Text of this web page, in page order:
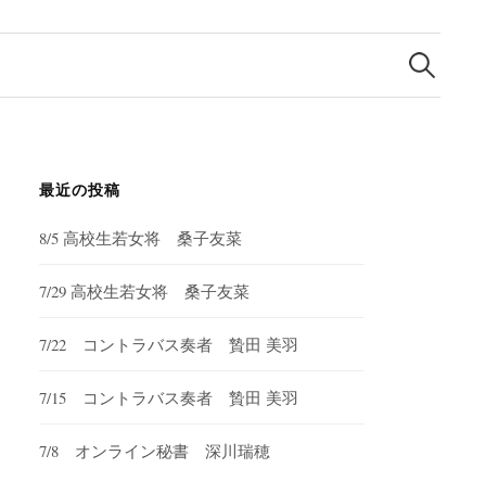
検
索:
最近の投稿
8/5 高校生若女将 桑子友菜
7/29 高校生若女将 桑子友菜
7/22 コントラバス奏者 贄田 美羽
7/15 コントラバス奏者 贄田 美羽
7/8 オンライン秘書 深川瑞穂